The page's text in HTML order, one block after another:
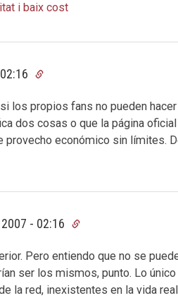
i baix cost
los propios fans no pueden
dos cosas o que la página
provecho económico sin límites.
- 02:16
Pero entiendo que no se
ser los mismos, punto. Lo
la red, inexistentes en la vida